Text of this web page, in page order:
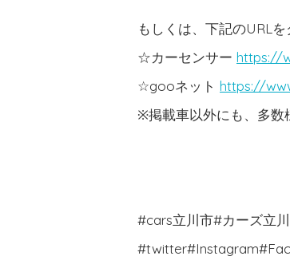
もしくは、下記のURLを
☆カーセンサー https://
☆gooネット https://
※掲載車以外にも、多数
#cars立川市#カーズ立